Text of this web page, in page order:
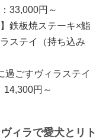
33,000円～
鉄板焼ステーキ×鮨
ステイ（持ち込み
過ごすヴィラステイ
14,300円～
ィラで愛犬とリト